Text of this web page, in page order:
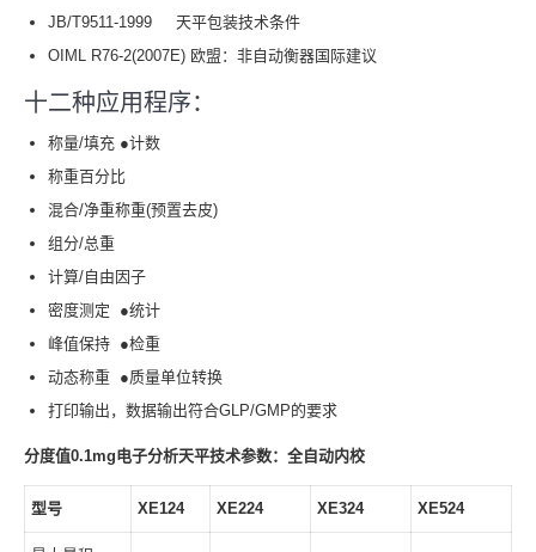
JB/T9511-1999 天平包装技术条件
OIML R76-2(2007E) 欧盟：非自动衡器国际建议
十二种应用程序：
称量/填充 ●计数
称重百分比
混合/净重称重(预置去皮)
组分/总重
计算/自由因子
密度测定 ●统计
峰值保持 ●检重
动态称重 ●质量单位转换
打印输出，数据输出符合GLP/GMP的要求
分度值0.1mg电子分析天平技术参数：全自动内校
型号 XE124 XE224 XE324 XE524